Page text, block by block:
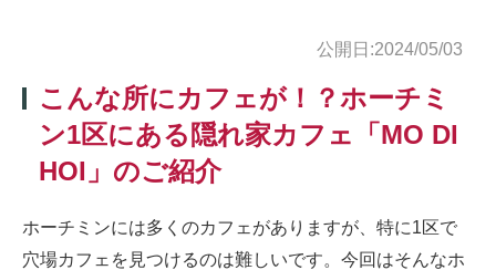
公開日:2024/05/03
こんな所にカフェが！？ホーチミ
ン1区にある隠れ家カフェ「MO DI
HOI」のご紹介
ホーチミンには多くのカフェがありますが、特に1区で
穴場カフェを見つけるのは難しいです。今回はそんなホ